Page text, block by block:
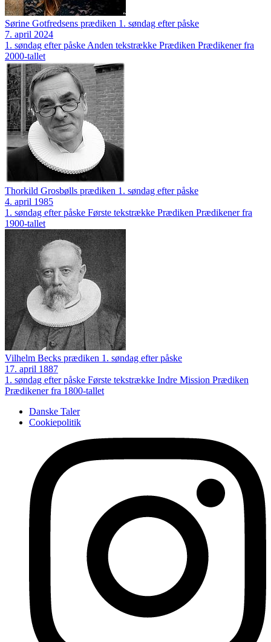
Sørine Gotfredsens prædiken 1. søndag efter påske
7. april 2024
1. søndag efter påske Anden tekstrække Prædiken Prædikener fra
2000-tallet
Thorkild Grosbølls prædiken 1. søndag efter påske
4. april 1985
1. søndag efter påske Første tekstrække Prædiken Prædikener fra
1900-tallet
Vilhelm Becks prædiken 1. søndag efter påske
17. april 1887
1. søndag efter påske Første tekstrække Indre Mission Prædiken
Prædikener fra 1800-tallet
Danske Taler
Cookiepolitik